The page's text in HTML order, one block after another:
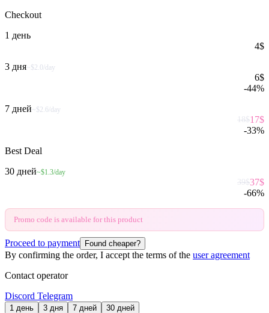
Checkout
1 день
4$
3 дня~$2.0/day
6$
-44%
7 дней~$2.6/day
18$17$
-33%
Best Deal
30 дней~$1.3/day
39$37$
-66%
Promo code is available for this product
Proceed to payment Found cheaper?
By confirming the order, I accept the terms of the user agreement
Contact operator
Discord Telegram
1 день 3 дня 7 дней 30 дней